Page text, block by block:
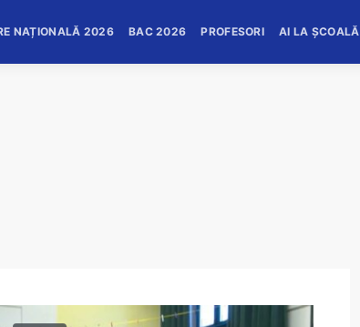
NAȚIONALĂ 2026 BAC 2026 PROFESORI AI LA ȘCOALĂ